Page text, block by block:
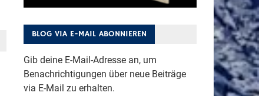
BLOG VIA E-MAIL ABONNIEREN
Gib deine E-Mail-Adresse an, um
Benachrichtigungen über neue Beiträge
via E-Mail zu erhalten.